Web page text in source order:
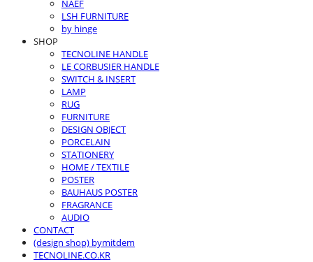
NAEF
LSH FURNITURE
by hinge
SHOP
TECNOLINE HANDLE
LE CORBUSIER HANDLE
SWITCH & INSERT
LAMP
RUG
FURNITURE
DESIGN OBJECT
PORCELAIN
STATIONERY
HOME / TEXTILE
POSTER
BAUHAUS POSTER
FRAGRANCE
AUDIO
CONTACT
(design shop) bymitdem
TECNOLINE.CO.KR